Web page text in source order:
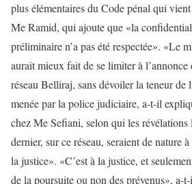
plus élémentaires du Code pénal qui
Me Ramid, qui ajoute que «la
préliminaire n’a pas été respectée». «Le
aurait mieux fait de se limiter à l’annonce
réseau Belliraj, sans dévoiler la teneur de
menée par la police judiciaire, a-t-il
chez Me Sefiani, selon qui les révélations
dernier, sur ce réseau, seraient de nature
la justice». «C’est à la justice, et
de la poursuite ou non des prévenus»,